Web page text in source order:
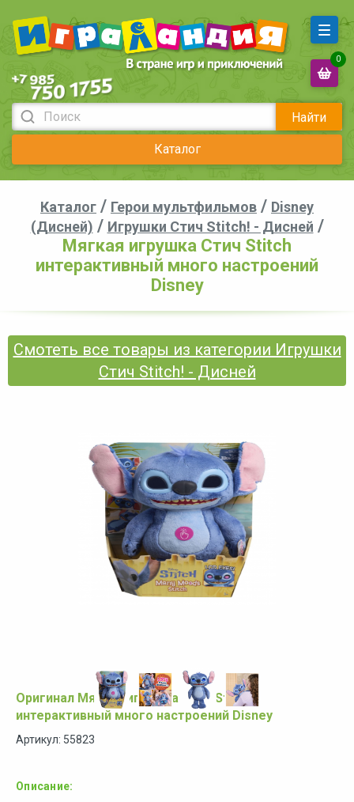
Найти
Каталог
0
Каталог / Герои мультфильмов / Disney
(Дисней) / Игрушки Стич Stitch! - Дисней /
Мягкая игрушка Стич Stitch
интерактивный много настроений
Disney
Смотеть все товары из категории Игрушки
Стич Stitch! - Дисней
Оригинал Мягкая игрушка Стич Stitch
интерактивный много настроений Disney
Артикул: 55823
Описание: